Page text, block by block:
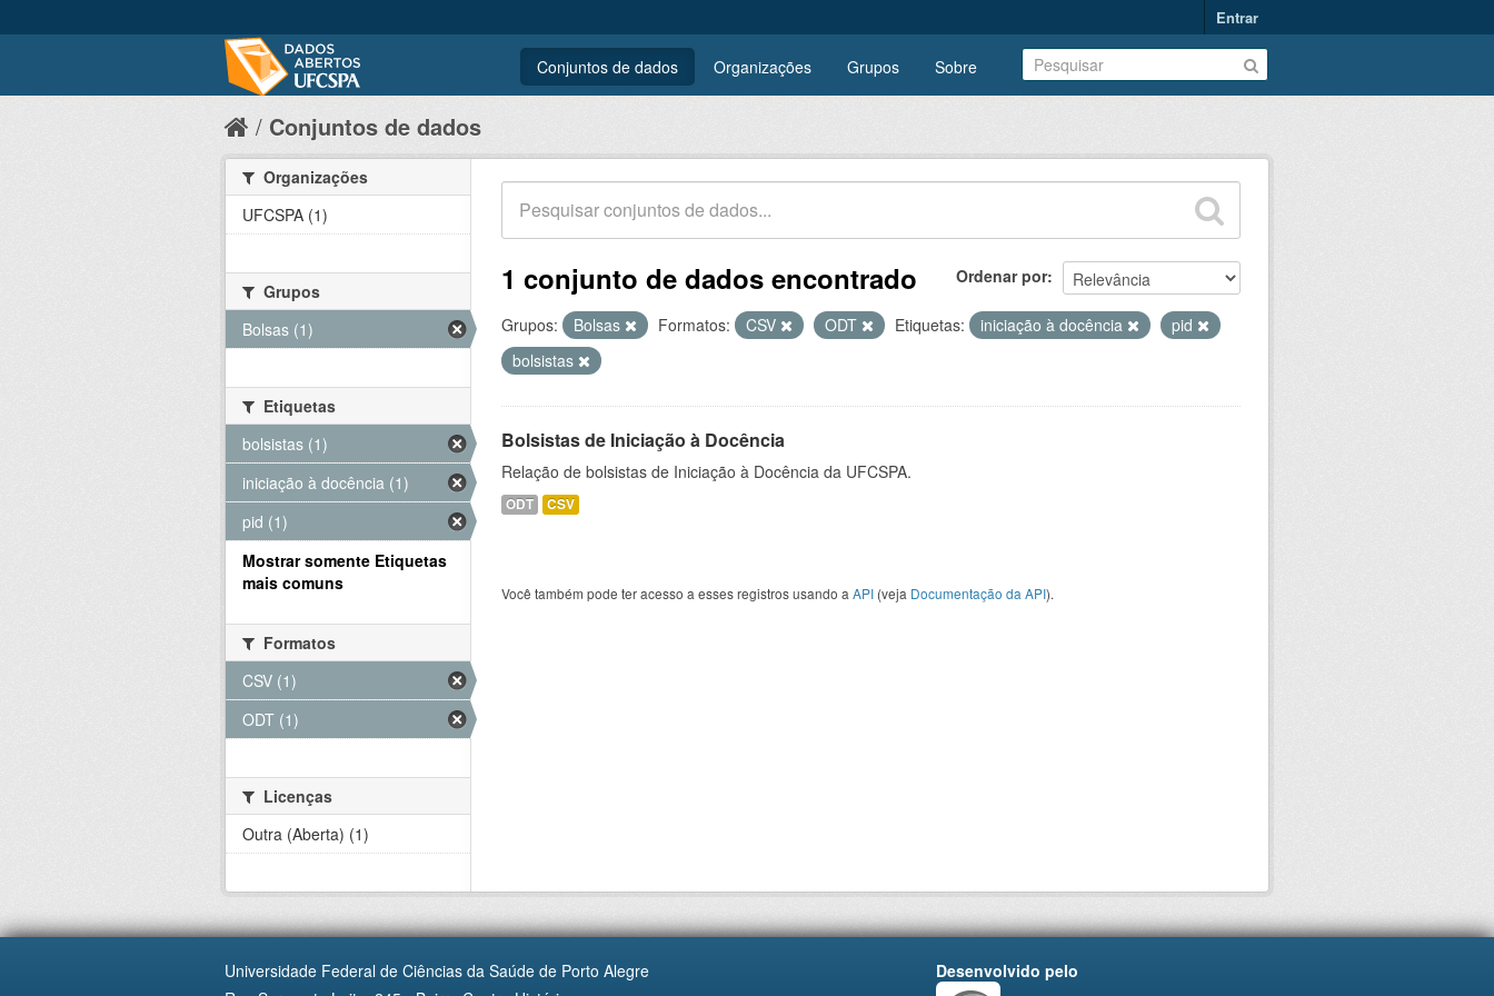
Entrar
Conjuntos de dados Organizações Grupos Sobre
Conjuntos de dados
Ordenar por
1 conjunto de dados encontrado
Grupos: Bolsas Formatos: CSV ODT Etiquetas: iniciação à docência
pid
bolsistas
Bolsistas de Iniciação à Docência
Relação de bolsistas de Iniciação à Docência da UFCSPA.
ODT CSV
Você também pode ter acesso a esses registros usando a API (veja Documentação da API).
Organizações
UFCSPA (1)
Grupos
Bolsas (1)
Etiquetas
bolsistas (1)
iniciação à docência (1)
pid (1)
Mostrar somente Etiquetas
mais comuns
Formatos
CSV (1)
ODT (1)
Licenças
Outra (Aberta) (1)
Universidade Federal de Ciências da Saúde de Porto Alegre
Desenvolvido pelo